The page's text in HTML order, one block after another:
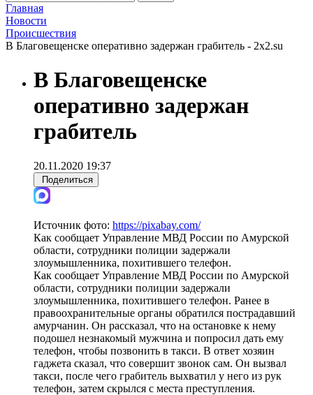
Главная
Новости
Проиcшествия
В Благовещенске оперативно задержан грабитель - 2x2.su
В Благовещенске
оперативно задержан
грабитель
20.11.2020 19:37
Поделиться
Источник фото: https://pixabay.com/
Как сообщает Управление МВД России по Амурской
области, сотрудники полиции задержали
злоумышленника, похитившего телефон.
Как сообщает Управление МВД России по Амурской
области, сотрудники полиции задержали
злоумышленника, похитившего телефон. Ранее в
правоохранительные органы обратился пострадавший
амурчанин. Он рассказал, что на остановке к нему
подошел незнакомый мужчина и попросил дать ему
телефон, чтобы позвонить в такси. В ответ хозяин
гаджета сказал, что совершит звонок сам. Он вызвал
такси, после чего грабитель выхватил у него из рук
телефон, затем скрылся с места преступления.